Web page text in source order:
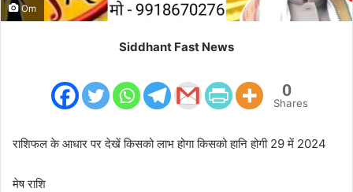
Om
Siddhant Fast News
0
Shares
राशिफल के आधार पर देखें किसको लाभ होगा किसको हानि होगी 29 में 2024
मेष राशि